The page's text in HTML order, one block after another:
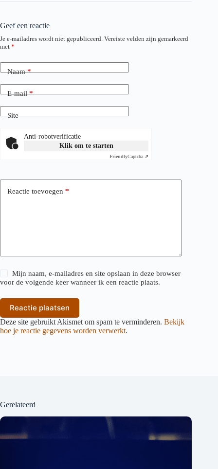
Geef een reactie
Je e-mailadres wordt niet gepubliceerd. Vereiste velden zijn gemarkeerd
met *
Naam*
E-mail*
Site
Anti-robotverificatie
Klik om te starten
FriendlyCaptcha ⇗
Reactie toevoegen *
Mijn naam, e-mailadres en site opslaan in deze browser
voor de volgende keer wanneer ik een reactie plaats.
Reactie plaatsen
Deze site gebruikt Akismet om spam te verminderen. Bekijk
hoe je reactie gegevens worden verwerkt.
Gerelateerd